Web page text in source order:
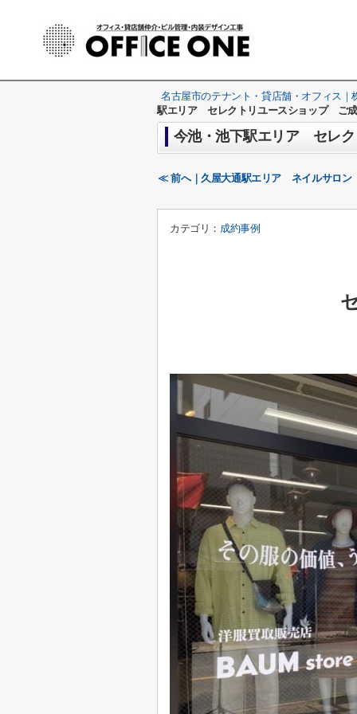
名古屋市のテナント・貸店舗・オフィス
駅エリア セレクトリユースショップ ご
今池・池下駅エリア セレ
≪ 前へ｜久屋大通駅エリア ネイルサロン
カテゴリ： 成約事例